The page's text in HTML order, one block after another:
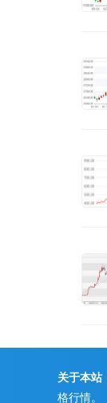
关于本站
格行情。